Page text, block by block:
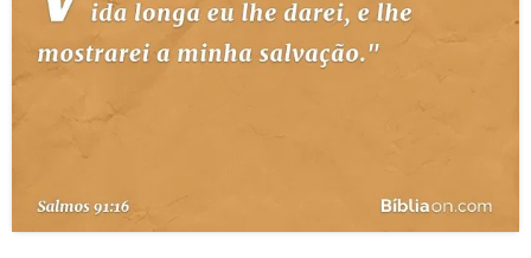
ESTUDOS BÍBLICOS
PERGUNTE À BÍBLIA